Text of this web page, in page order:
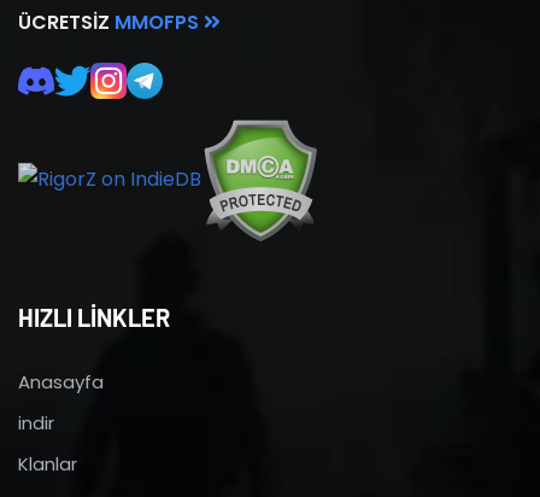
ÜCRETSIZ MMOFPS
HIZLI LİNKLER
Anasayfa
indir
Klanlar